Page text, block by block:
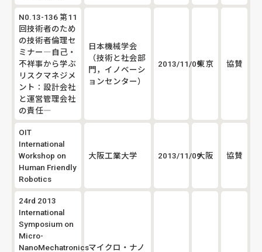
N0.13-136 第11
回技術者のため
の技術者倫理セ
ミナー―自己・
不祥事から学ぶ
リスクマネジメ
ント：設計会社
と運営管理会社
の責任―
日本機械学会
（技術と社会部
門，イノベーシ
ョンセンター）
2013/11/09東京 協賛
OIT
International
Workshop on
Human Friendly
Robotics
大阪工業大学 2013/11/09大阪 協賛
24rd 2013
International
Symposium on
Micro-
NanoMechatronicsマイクロ・ナノ